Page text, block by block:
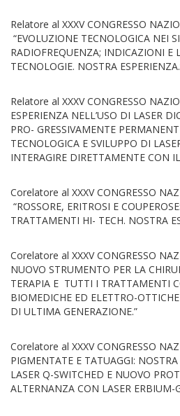
Relatore al XXXV CONGRESSO
“EVOLUZIONE TECNOLOGICA NEI
RADIOFREQUENZA; INDICAZIONI E
TECNOLOGIE. NOSTRA
Relatore al XXXV CONGRESSO
ESPERIENZA NELL’USO DI LASER
PRO- GRESSIVAMENTE
TECNOLOGICA E SVILUPPO DI
INTERAGIRE DIRETTAMENTE CON
Corelatore al XXXV CONGRESSO
“ROSSORE, ERITROSI E
TRATTAMENTI HI- TECH. NOSTRA
Corelatore al XXXV CONGRESSO
NUOVO STRUMENTO PER LA
TERAPIA E TUTTI I TRATTAMENTI
BIOMEDICHE ED ELETTRO-
DI ULTIMA GENERAZIONE.”
Corelatore al XXXV CONGRESSO
PIGMENTATE E TATUAGGI:
LASER Q-SWITCHED E NUOVO
ALTERNANZA CON LASER ERBIUM-